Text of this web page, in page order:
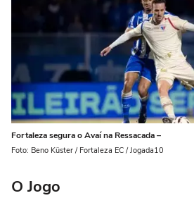
Fortaleza segura o Avaí na Ressacada –
Foto: Beno Küster / Fortaleza EC / Jogada10
O Jogo